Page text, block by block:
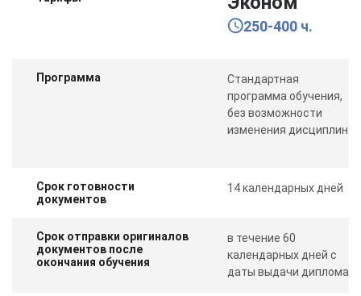
250-400 ч.
Программа
Стандартная
программа обучения,
без возможности
изменения дисциплин
Срок готовности
документов
14 календарных дней
Срок отправки оригиналов
документов после
окончания обучения
в течение 60
календарных дней с
даты выдачи диплома